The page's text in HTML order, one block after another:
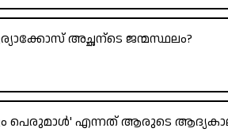
അച്ഛന്ടെ ജന്മസ്ഥലം?
പെരുമാൾ' എന്നത് ആരുടെ ആദ്യകാല